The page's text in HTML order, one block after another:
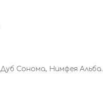
Сонома, Нимфея Альба.